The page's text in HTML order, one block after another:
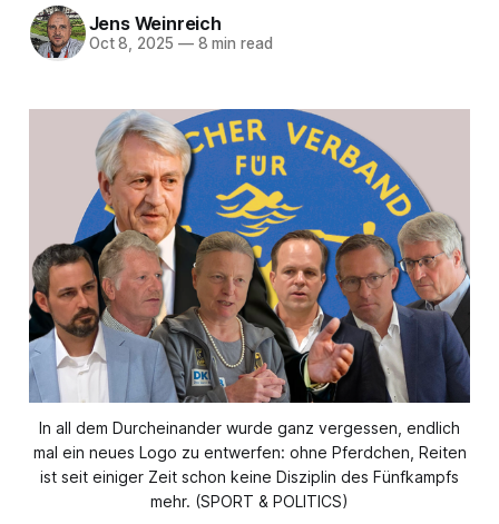
Jens Weinreich
Oct 8, 2025 —8 min read
In all dem Durcheinander wurde ganz vergessen, endlich
mal ein neues Logo zu entwerfen: ohne Pferdchen, Reiten
ist seit einiger Zeit schon keine Disziplin des Fünfkampfs
mehr. (SPORT & POLITICS)